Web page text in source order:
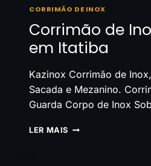
CORRIMÃO DE INOX
Corrimão de
em Itatiba
Kazinox Corrimão de
Sacada e Mezanino.
Guarda Corpo de Inox
LER MAIS CORRIMÃO